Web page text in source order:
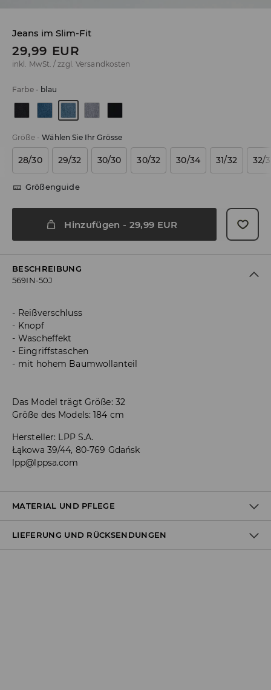
Jeans im Slim-Fit
29,99 EUR
inkl. MwSt. / zzgl. Versandkosten
Farbe- blau
Größe-Wählen Sie Ihr Grösse
28/30 29/32 30/30 30/32 30/34 31/32 32/
Größenguide
Hinzufügen - 29,99 EUR
BESCHREIBUNG
569IN-50J
Reißverschluss
Knopf
Wascheffekt
Eingriffstaschen
mit hohem Baumwollanteil
Das Model trägt Größe: 32
Größe des Models: 184 cm
Hersteller: LPP S.A.
Łąkowa 39/44, 80-769 Gdańsk
lpp@lppsa.com
MATERIAL UND PFLEGE
ERSTER STOFF: 99% BAUMWOLLE, 1% ELASTHAN
LIEFERUNG UND RÜCKSENDUNGEN